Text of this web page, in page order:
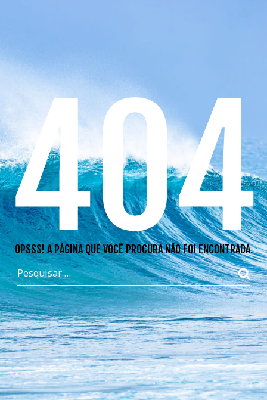
404
OPSSS! A PÁGINA QUE VOCÊ PROCURA NÃO FOI ENCONTRADA.